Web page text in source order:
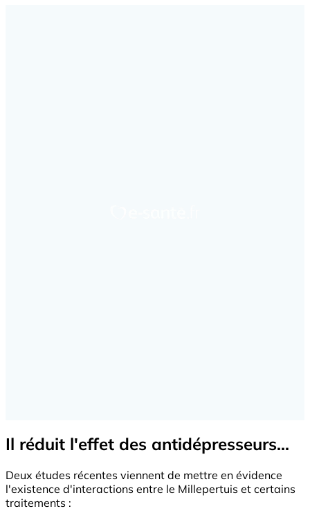
Il réduit l'effet des antidépresseurs...
Deux études récentes viennent de mettre en évidence
l'existence d'interactions entre le Millepertuis et certains
traitements :